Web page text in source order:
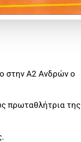
στην Α2 Ανδρών ο
πρωταθλήτρια της